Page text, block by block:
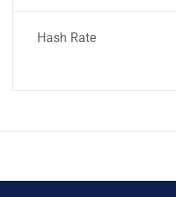
Hash Rate